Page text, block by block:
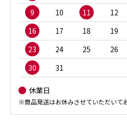
9
10 11 12
16
17 18 19
23
24 25 26
30
31
休業日
※商品発送はお休みさせていただいてお